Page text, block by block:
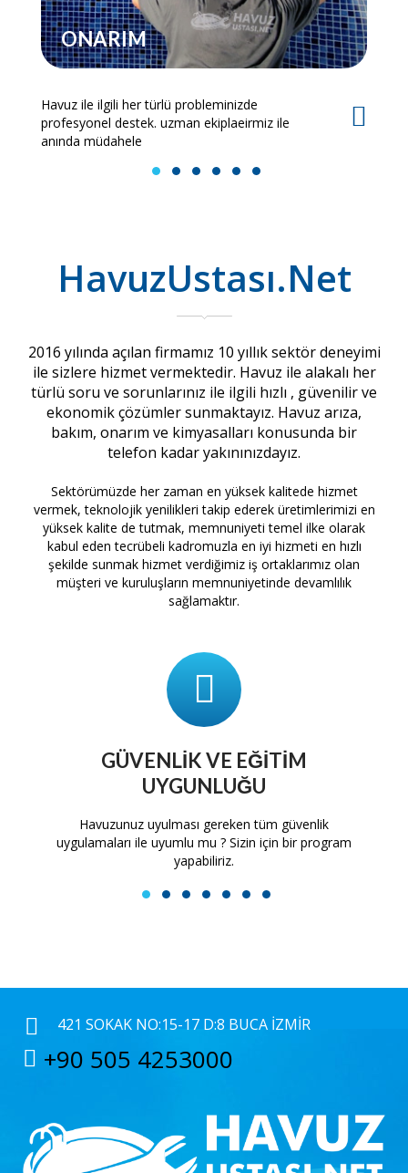
ONARIM
Havuz ile ilgili her türlü probleminizde
profesyonel destek. uzman ekiplaeirmiz ile
anında müdahele
1 2 3 4 5 6
HavuzUstası.Net
2016 yılında açılan firmamız 10 yıllık sektör deneyimi
ile sizlere hizmet vermektedir. Havuz ile alakalı her
türlü soru ve sorunlarınız ile ilgili hızlı , güvenilir ve
ekonomik çözümler sunmaktayız. Havuz arıza,
bakım, onarım ve kimyasalları konusunda bir
telefon kadar yakınınızdayız.
Sektörümüzde her zaman en yüksek kalitede hizmet
vermek, teknolojik yenilikleri takip ederek üretimlerimizi en
yüksek kalite de tutmak, memnuniyeti temel ilke olarak
kabul eden tecrübeli kadromuzla en iyi hizmeti en hızlı
şekilde sunmak hizmet verdiğimiz iş ortaklarımız olan
müşteri ve kuruluşların memnuniyetinde devamlılık
sağlamaktır.
GÜVENLIK VE EĞITIM
UYGUNLUĞU
Havuzunuz uyulması gereken tüm güvenlik
uygulamaları ile uyumlu mu ? Sizin için bir program
yapabiliriz.
1 2 3 4 5 6 7
421 SOKAK NO:15-17 D:8 BUCA İZMIR
+90 505 4253000